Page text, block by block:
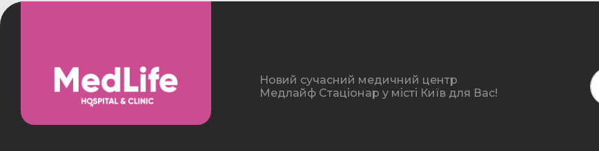
Новий сучасний медичний центр
Медлайф Стаціонар у місті Київ для Вас!